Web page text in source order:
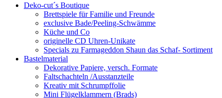
Deko-cut´s Boutique
Brettspiele für Familie und Freunde
exclusive Bade/Peeling-Schwämme
Küche und Co
originelle CD Uhren-Unikate
Specials zu Farmageddon Shaun das Schaf- Sortiment
Bastelmaterial
Dekorative Papiere, versch. Formate
Faltschachteln /Ausstanzteile
Kreativ mit Schrumpffolie
Mini Flügelklammern (Brads)